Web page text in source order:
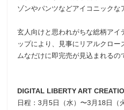
ゾンやパンツなどアイコニックな
玄人向けと思われがちな総柄ア
ップにより、見事にリアルクロ
ムなだけに即完売が見込まれるの
DIGITAL LIBERTY ART
日程：3月5日（水）〜3月18日（